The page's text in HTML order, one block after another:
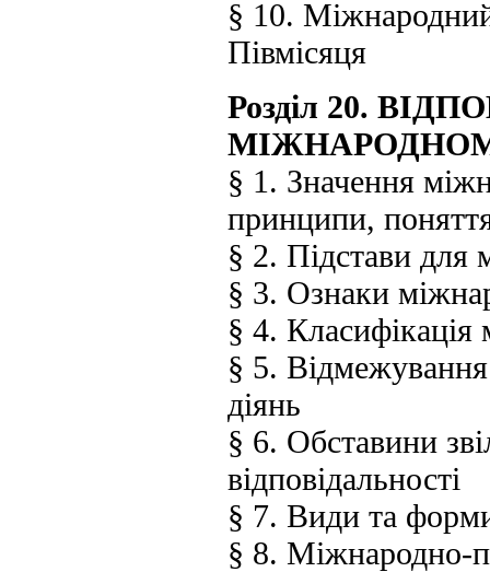
§ 10.
Півмісяця
Розділ 20.
§ 1. Значення
принципи,
§ 2. Підстави для
§ 3. Ознаки
§ 4.
§ 5.
діянь
§ 6. Обставини
відповідальності
§ 7. Види та
§ 8. Міжнародно-